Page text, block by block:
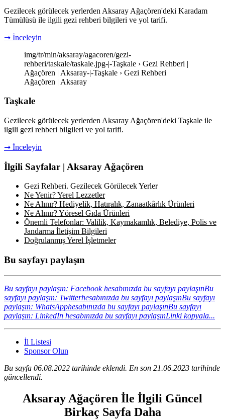
Gezilecek görülecek yerlerden Aksaray Ağaçören'deki Karadam
Tümülüsü ile ilgili gezi rehberi bilgileri ve yol tarifi.
➞ İnceleyin
img/tr/min/aksaray/agacoren/gezi-
rehberi/taskale/taskale.jpg-|-Taşkale › Gezi Rehberi |
Ağaçören | Aksaray-|-Taşkale › Gezi Rehberi |
Ağaçören | Aksaray
Taşkale
Gezilecek görülecek yerlerden Aksaray Ağaçören'deki Taşkale ile
ilgili gezi rehberi bilgileri ve yol tarifi.
➞ İnceleyin
İlgili Sayfalar | Aksaray Ağaçören
Gezi Rehberi. Gezilecek Görülecek Yerler
Ne Yenir? Yerel Lezzetler
Ne Alınır? Hediyelik, Hatıralık, Zanaatkârlık Ürünleri
Ne Alınır? Yöresel Gıda Ürünleri
Önemli Telefonlar: Valilik, Kaymakamlık, Belediye, Polis ve
Jandarma İletişim Bilgileri
Doğrulanmış Yerel İşletmeler
Bu sayfayı paylaşın
Bu sayfayı paylaşın: Facebook hesabınızda bu sayfayı paylaşınBu
sayfayı paylaşın: Twitterhesabınızda bu sayfayı paylaşınBu sayfayı
paylaşın: WhatsApphesabınızda bu sayfayı paylaşınBu sayfayı
paylaşın: LinkedIn hesabınızda bu sayfayı paylaşınLinki kopyala...
İl Listesi
Sponsor Olun
Bu sayfa 06.08.2022 tarihinde eklendi. En son 21.06.2023 tarihinde
güncellendi.
Aksaray Ağaçören İle İlgili Güncel
Birkaç Sayfa Daha